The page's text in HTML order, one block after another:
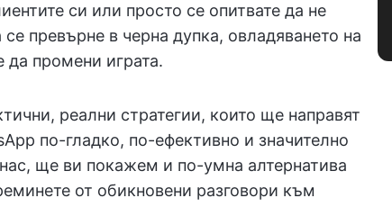
си или просто се опитвате да не
превърне в черна дупка, овладяването на
промени играта.
реални стратегии, които ще направят
по-гладко, по-ефективно и значително
ще ви покажем и по-умна алтернатива
от обикновени разговори към